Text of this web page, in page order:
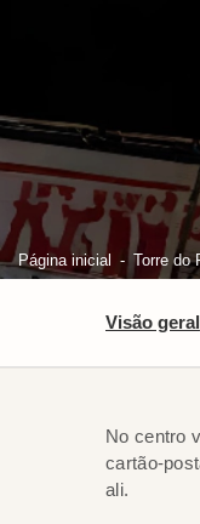
Página inicial Torre do
Visão geral
No centro
cartão-
ali.